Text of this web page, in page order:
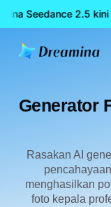
Seedance 2.5 kini
Beranda Membuat
Generator
Rasakan AI
menghasilkan
foto kepala